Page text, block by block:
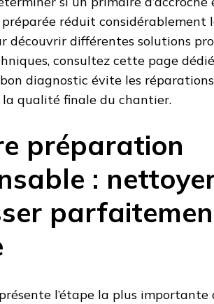
réduit considérablement
découvrir différentes solutions
consultez cette page
diagnostic évite les
qualité finale du chantier.
préparation
:
l’étape la plus importante